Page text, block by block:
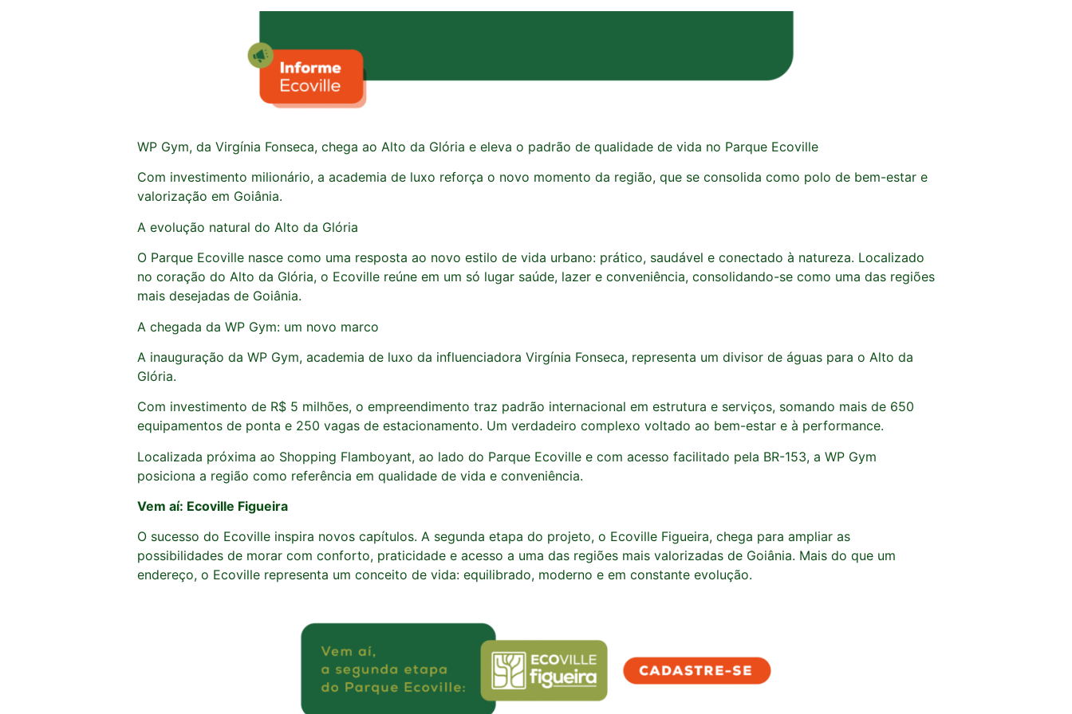
WP Gym, da Virgínia Fonseca, chega ao Alto da Glória e eleva o padrão de qualidade de vida no Parque Ecoville
Com investimento milionário, a academia de luxo reforça o novo momento da região, que se consolida como polo de bem-estar e
valorização em Goiânia.
A evolução natural do Alto da Glória
O Parque Ecoville nasce como uma resposta ao novo estilo de vida urbano: prático, saudável e conectado à natureza. Localizado
no coração do Alto da Glória, o Ecoville reúne em um só lugar saúde, lazer e conveniência, consolidando-se como uma das regiões
mais desejadas de Goiânia.
A chegada da WP Gym: um novo marco
A inauguração da WP Gym, academia de luxo da influenciadora Virgínia Fonseca, representa um divisor de águas para o Alto da
Glória.
Com investimento de R$ 5 milhões, o empreendimento traz padrão internacional em estrutura e serviços, somando mais de 650
equipamentos de ponta e 250 vagas de estacionamento. Um verdadeiro complexo voltado ao bem-estar e à performance.
Localizada próxima ao Shopping Flamboyant, ao lado do Parque Ecoville e com acesso facilitado pela BR-153, a WP Gym
posiciona a região como referência em qualidade de vida e conveniência.
Vem aí: Ecoville Figueira
O sucesso do Ecoville inspira novos capítulos. A segunda etapa do projeto, o Ecoville Figueira, chega para ampliar as
possibilidades de morar com conforto, praticidade e acesso a uma das regiões mais valorizadas de Goiânia. Mais do que um
endereço, o Ecoville representa um conceito de vida: equilibrado, moderno e em constante evolução.